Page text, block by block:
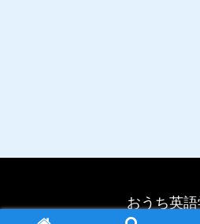
おうち英